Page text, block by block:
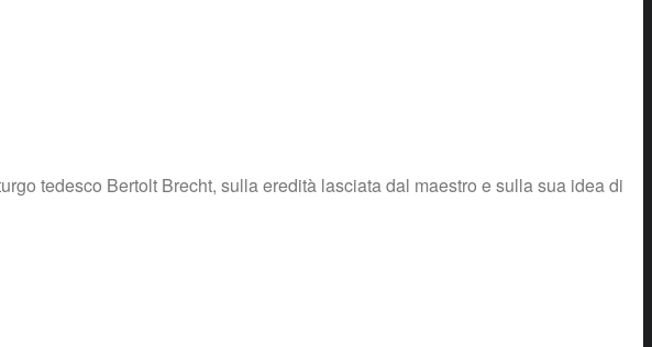
tedesco Bertolt Brecht, sulla eredità lasciata dal maestro e sulla sua idea di